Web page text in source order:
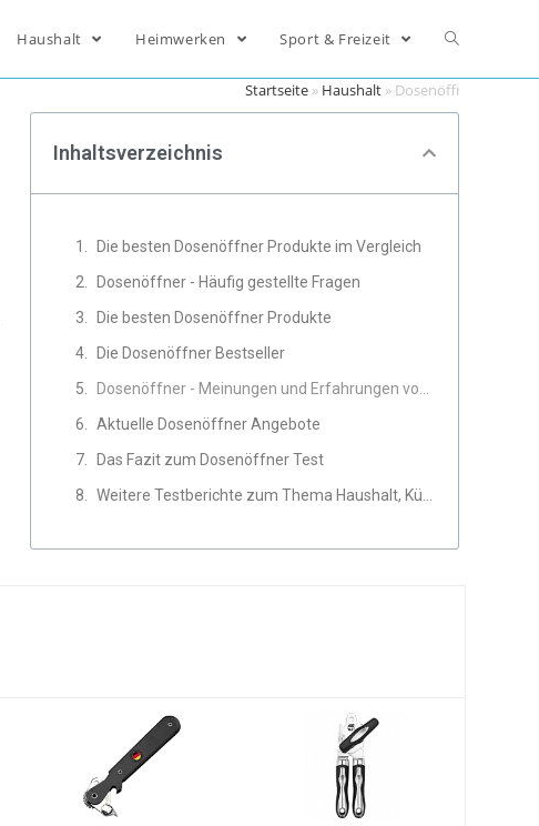
Haushalt Heimwerken Sport & Freizeit
Startseite» Haushalt» Dosenöffner
Inhaltsverzeichnis
Die besten Dosenöffner Produkte im Vergleich
Dosenöffner - Häufig gestellte Fragen
Die besten Dosenöffner Produkte
Die Dosenöffner Bestseller
Aktuelle Dosenöffner Angebote
Das Fazit zum Dosenöffner Test